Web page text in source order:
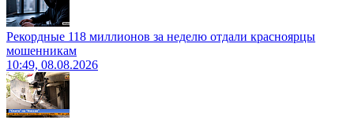
Рекордные 118 миллионов за неделю отдали красноярцы
мошенникам
10:49, 08.08.2026